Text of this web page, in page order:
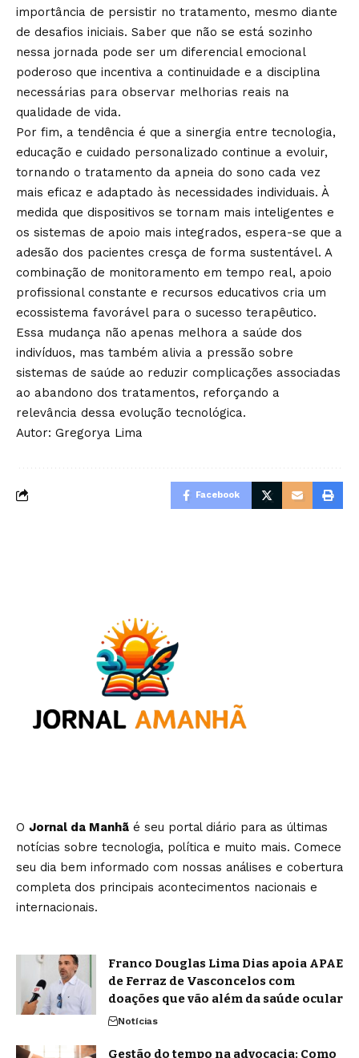
importância de persistir no tratamento, mesmo diante
de desafios iniciais. Saber que não se está sozinho
nessa jornada pode ser um diferencial emocional
poderoso que incentiva a continuidade e a disciplina
necessárias para observar melhorias reais na
qualidade de vida.
Por fim, a tendência é que a sinergia entre tecnologia,
educação e cuidado personalizado continue a evoluir,
tornando o tratamento da apneia do sono cada vez
mais eficaz e adaptado às necessidades individuais. À
medida que dispositivos se tornam mais inteligentes e
os sistemas de apoio mais integrados, espera-se que a
adesão dos pacientes cresça de forma sustentável. A
combinação de monitoramento em tempo real, apoio
profissional constante e recursos educativos cria um
ecossistema favorável para o sucesso terapêutico.
Essa mudança não apenas melhora a saúde dos
indivíduos, mas também alivia a pressão sobre
sistemas de saúde ao reduzir complicações associadas
ao abandono dos tratamentos, reforçando a
relevância dessa evolução tecnológica.
Autor: Gregorya Lima
Facebook
O Jornal da Manhã é seu portal diário para as últimas
notícias sobre tecnologia, política e muito mais. Comece
seu dia bem informado com nossas análises e cobertura
completa dos principais acontecimentos nacionais e
internacionais.
Franco Douglas Lima Dias apoia APAE
de Ferraz de Vasconcelos com
doações que vão além da saúde ocular
Notícias
Gestão do tempo na advocacia: Como